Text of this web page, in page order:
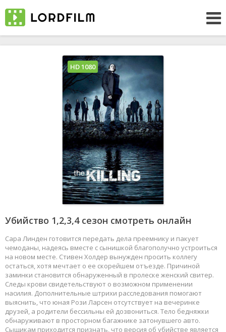
Убийство 1,2,3,4 сезон смотреть онлайн
Сара Линден готовится передать дела преемнику и пакует
чемоданы, надеясь вместе с сынишкой благополучно устроиться
на новом месте. Стивен Холдер вынужден просить коллегу
остаться, хотя мечтает о ее скорейшем отъезде. Причиной
заминки становится обнаруженный в пролеске женский свитер.
Следы крови свидетельствуют о возможном применении
насилия. Дополнительные штрихи расследования помогают
выяснить, что юная Рози Ларсен отсутствует на вечеринке
друзей, а родители бессильны ей дозвониться. Тело бедняжки
обнаруживают в просторном багажнике затонувшего авто.
Сыщикам приходится признать, что версия об убийстве является
HD 1080